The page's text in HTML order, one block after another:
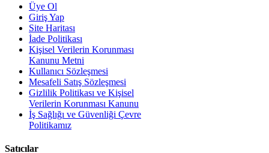
Üye Ol
Giriş Yap
Site Haritası
İade Politikası
Kişisel Verilerin Korunması
Kanunu Metni
Kullanıcı Sözleşmesi
Mesafeli Satış Sözleşmesi
Gizlilik Politikası ve Kişisel
Verilerin Korunması Kanunu
İş Sağlığı ve Güvenliği Çevre
Politikamız
Satıcılar